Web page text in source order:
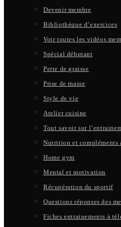
Devenir membre
Bibliothèque d’exercices
Voir toutes les vidéos
Spécial débutant
Perte de graisse
Prise de masse
Style de vie
Atelier cuisine
Tout savoir sur
Nutrition et compléments
Home gym
Mental et motivation
Récupération du sportif
Questions réponses des
Fiches entrainements à